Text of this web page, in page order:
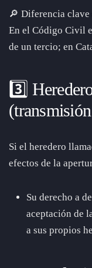
🔎 Diferencia
En el Código Civil
de un tercio; en
3️⃣
Si el heredero
efectos de la
Su derecho a
aceptación de
a sus propios